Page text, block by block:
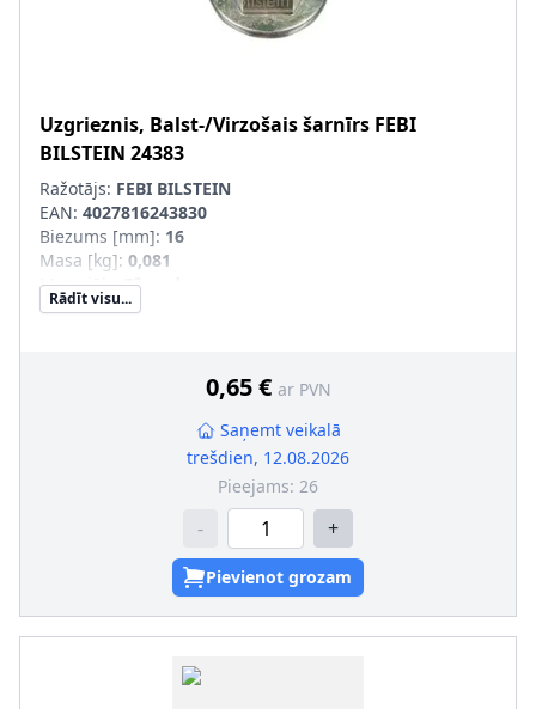
Uzgrieznis, Balst-/Virzošais šarnīrs FEBI
BILSTEIN 24383
Ražotājs: FEBI BILSTEIN
EAN: 4027816243830
Biezums [mm]: 16
Masa [kg]: 0,081
Materiāls:Tērauds
Uzgriežņu atslēgas izmērs
Iekšējās vītnes izmērs: M12 x 1,75
Rādīt visu...
0,65 € ar PVN
Saņemt veikalā
trešdien, 12.08.2026
Pieejams: 26
- +
Pievienot grozam